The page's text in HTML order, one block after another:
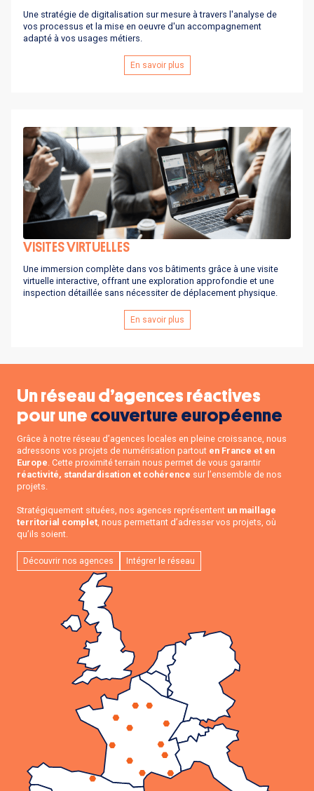
Une stratégie de digitalisation sur mesure à travers l'analyse de
vos processus et la mise en oeuvre d'un accompagnement
adapté à vos usages métiers.
En savoir plus
VISITES VIRTUELLES
Une immersion complète dans vos bâtiments grâce à une visite
virtuelle interactive, offrant une exploration approfondie et une
inspection détaillée sans nécessiter de déplacement physique.
En savoir plus
Un réseau d’agences réactives
pour une couverture européenne
Grâce à notre réseau d’agences locales en pleine croissance, nous
adressons vos projets de numérisation partout en France et en
Europe. Cette proximité terrain nous permet de vous garantir
réactivité, standardisation et cohérence sur l’ensemble de nos
projets.
Stratégiquement situées, nos agences représentent un maillage
territorial complet, nous permettant d’adresser vos projets, où
qu’ils soient.
Découvrir nos agences Intégrer le réseau